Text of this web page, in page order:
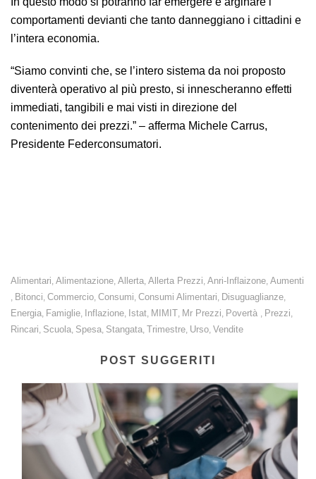
comportamenti devianti che tanto danneggiano i cittadini e
l’intera economia.
“Siamo convinti che, se l’intero sistema da noi proposto
diventerà operativo al più presto, si innescheranno effetti
immediati, tangibili e mai visti in direzione del
contenimento dei prezzi.” – afferma Michele Carrus,
Presidente Federconsumatori.
Alimentari, Alimentazione, Allerta, Allerta Prezzi, Anri-Inflaizone, Aumenti
, Bitonci, Commercio, Consumi, Consumi Alimentari, Disuguaglianze,
Energia, Famiglie, Inflazione, Istat, MIMIT, Mr Prezzi, Povertà , Prezzi,
Rincari, Scuola, Spesa, Stangata, Trimestre, Urso, Vendite
POST SUGGERITI